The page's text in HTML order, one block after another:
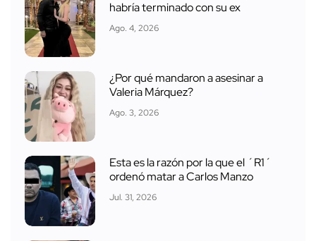
habría terminado con su ex
Ago. 4, 2026
¿Por qué mandaron a asesinar a
Valeria Márquez?
Ago. 3, 2026
Esta es la razón por la que el ´R1´
ordenó matar a Carlos Manzo
Jul. 31, 2026